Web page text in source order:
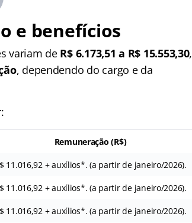
e benefícios
variam de R$ 6.173,51 a R$ 15.553,30,
, dependendo do cargo e da
Remuneração (R$)
11.016,92 + auxílios*. (a partir de janeiro/2026).
11.016,92 + auxílios*. (a partir de janeiro/2026).
11.016,92 + auxílios*. (a partir de janeiro/2026).